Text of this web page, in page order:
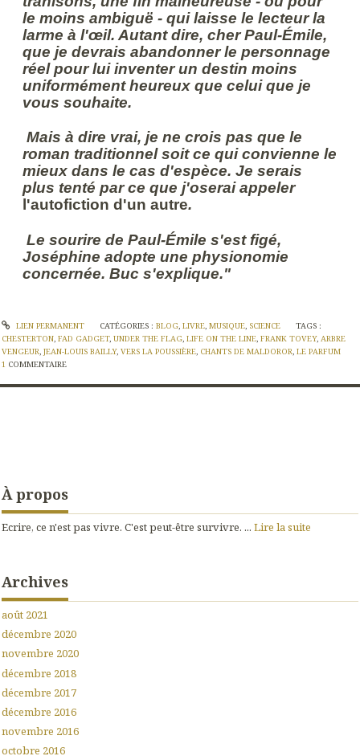
le moins ambiguë - qui laisse le lecteur la
larme à l'œil. Autant dire, cher Paul-Émile,
que je devrais abandonner le personnage
réel pour lui inventer un destin moins
uniformément heureux que celui que je
vous souhaite.
Mais à dire vrai, je ne crois pas que le
roman traditionnel soit ce qui convienne le
mieux dans le cas d'espèce. Je serais
plus tenté par ce que j'oserai appeler
l'autofiction d'un autre.
Le sourire de Paul-Émile s'est figé,
Joséphine adopte une physionomie
concernée. Buc s'explique."
LIEN PERMANENT CATÉGORIES : BLOG, LIVRE, MUSIQUE, SCIENCE
TAGS :
CHESTERTON, FAD GADGET, UNDER THE FLAG, LIFE ON THE LINE, FRANK TOVEY, ARBRE
VENGEUR, JEAN-LOUIS BAILLY, VERS LA POUSSIÈRE, CHANTS DE MALDOROR, LE PARFUM
1 COMMENTAIRE
À propos
Ecrire, ce n'est pas vivre. C'est peut-être survivre. ... Lire la suite
Archives
août 2021
décembre 2020
novembre 2020
décembre 2018
décembre 2017
décembre 2016
novembre 2016
octobre 2016